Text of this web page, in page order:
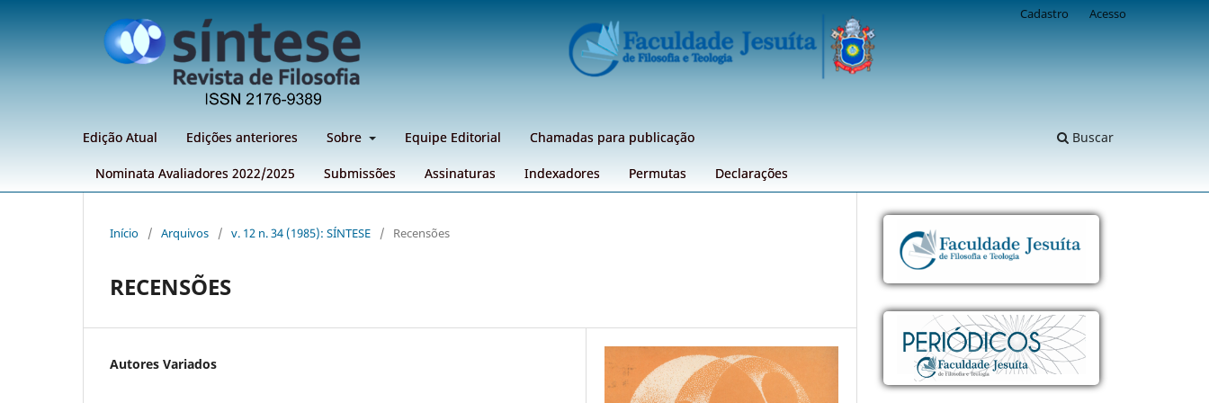
Edição Atual Edições anteriores Sobre Equipe Editorial Chamadas para publicação
Nominata Avaliadores 2022/2025 Submissões Assinaturas Indexadores Permutas Declarações
Buscar
Cadastro Acesso
Início / Arquivos / v. 12 n. 34 (1985): SÍNTESE / Recensões
RECENSÕES
Autores Variados